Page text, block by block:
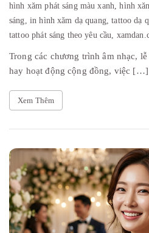
hình xăm phát sáng màu xanh,hình
sáng, in hình xăm dạ quang,tattoo dạ
tattoo phát sáng theo yêu cầu,
Trong các chương trình âm nhạc,
hay hoạt động cộng đồng, việc […]
Xem Thêm